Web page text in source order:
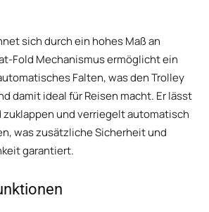
sich durch ein hohes Maß an
Fold Mechanismus ermöglicht ein
Falten, was den Trolley
damit ideal für Reisen macht. Er lässt
und verriegelt automatisch
was zusätzliche Sicherheit und
garantiert.